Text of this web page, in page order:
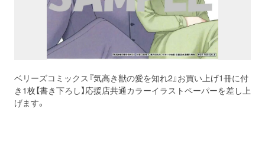
ベリーズコミックス『気高き獣の愛を知れ2』お買い上げ1冊に付
き1枚【書き下ろし】応援店共通カラーイラストペーパーを差し上
げます。